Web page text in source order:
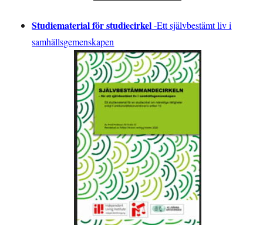
Studiematerial för studiecirkel-Ett självbestämt liv i
samhällsgemenskapen